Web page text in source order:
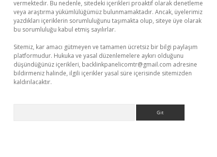
vermektedir. Bu nedenle, sitedeki içerikleri proaktif olarak denetleme
veya araştırma yükümlülüğümüz bulunmamaktadır. Ancak, üyelerimiz
yazdıkları içeriklerin sorumluluğunu taşımakta olup, siteye üye olarak
bu sorumluluğu kabul etmiş sayılırlar.
Sitemiz, kar amacı gütmeyen ve tamamen ücretsiz bir bilgi paylaşım
platformudur. Hukuka ve yasal düzenlemelere aykırı olduğunu
düşündüğünüz içerikleri, backlinkpanelicomtr@gmail.com adresine
bildirmeniz halinde, ilgili içerikler yasal süre içerisinde sitemizden
kaldırılacaktır.